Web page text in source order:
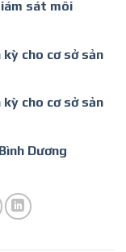
sát môi
cho cơ sở sản
cho cơ sở sản
Dương